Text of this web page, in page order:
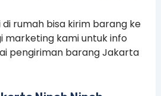
di rumah bisa kirim barang ke
marketing kami untuk info
pengiriman barang Jakarta